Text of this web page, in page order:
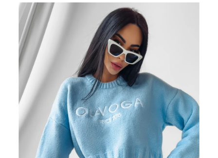
produktu
0,0
z
5
hviezdičiek.